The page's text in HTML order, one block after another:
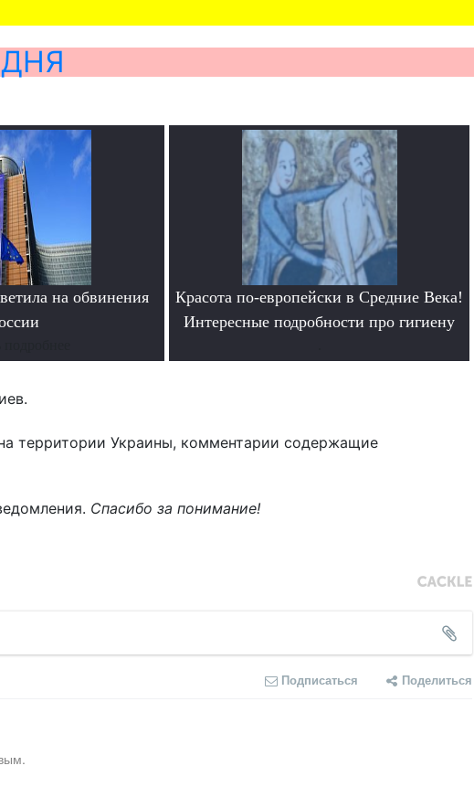
на обвинения
Красота по-европейски в Средние Века!
Интересные подробности про гигиену
территории Украины, комментарии содержащие
Спасибо за понимание!
Подписаться Поделиться